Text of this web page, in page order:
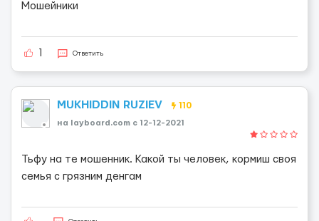
Мошейники
Ответить
MUKHIDDIN RUZIEV 110
на layboard.com c 12-12-2021
Тьфу на те мошенник. Какой ты человек, кормиш своя
семья с грязним денгам